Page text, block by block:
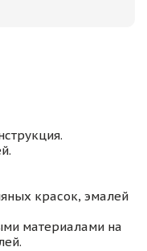
красок, эмалей
материалами на